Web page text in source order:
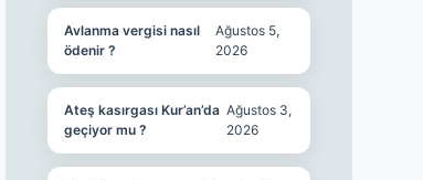
Avlanma vergisi nasıl
ödenir ?
Ağustos 5,
2026
Ateş kasırgası Kur’an’da
geçiyor mu ?
Ağustos 3,
2026